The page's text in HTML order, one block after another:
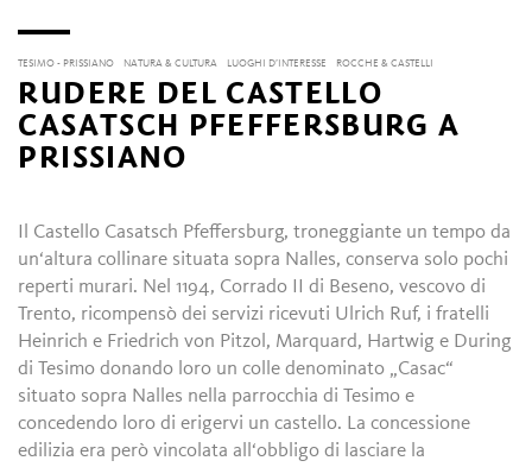
TESIMO - PRISSIANO NATURA & CULTURA LUOGHI D’INTERESSE ROCCHE & CASTELLI
RUDERE DEL CASTELLO
CASATSCH PFEFFERSBURG A
PRISSIANO
Il Castello Casatsch Pfeffersburg, troneggiante un tempo da
un‘altura collinare situata sopra Nalles, conserva solo pochi
reperti murari. Nel 1194, Corrado II di Beseno, vescovo di
Trento, ricompensò dei servizi ricevuti Ulrich Ruf, i fratelli
Heinrich e Friedrich von Pitzol, Marquard, Hartwig e During
di Tesimo donando loro un colle denominato „Casac“
situato sopra Nalles nella parrocchia di Tesimo e
concedendo loro di erigervi un castello. La concessione
edilizia era però vincolata all‘obbligo di lasciare la